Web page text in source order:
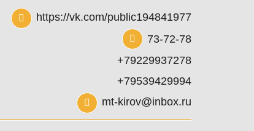
https://vk.com/public194841977
73-72-78
+79229937278
+79539429994
mt-kirov@inbox.ru